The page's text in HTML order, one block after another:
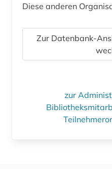
Diese anderen
Zur Datenbank-
zur